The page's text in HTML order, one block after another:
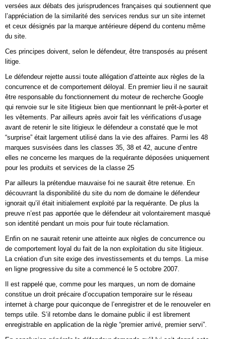
versées aux débats des jurisprudences françaises qui soutiennent que
l’appréciation de la similarité des services rendus sur un site internet
et ceux désignés par la marque antérieure dépend du contenu même
du site.
Ces principes doivent, selon le défendeur, être transposés au présent
litige.
Le défendeur rejette aussi toute allégation d’atteinte aux règles de la
concurrence et de comportement déloyal. En premier lieu il ne saurait
être responsable du fonctionnement du moteur de recherche Google
qui renvoie sur le site litigieux bien que mentionnant le prêt-à-porter et
les vêtements. Par ailleurs après avoir fait les vérifications d’usage
avant de retenir le site litigieux le défendeur a constaté que le mot
“surprise” était largement utilisé dans la vie des affaires. Parmi les 48
marques susvisées dans les classes 35, 38 et 42, aucune d’entre
elles ne concerne les marques de la requérante déposées uniquement
pour les produits et services de la classe 25
Par ailleurs la prétendue mauvaise foi ne saurait être retenue. En
découvrant la disponibilité du site du nom de domaine le défendeur
ignorait qu’il était initialement exploité par la requérante. De plus la
preuve n’est pas apportée que le défendeur ait volontairement masqué
son identité pendant un mois pour fuir toute réclamation.
Enfin on ne saurait retenir une atteinte aux règles de concurrence ou
de comportement loyal du fait de la non exploitation du site litigieux.
La création d’un site exige des investissements et du temps. La mise
en ligne progressive du site a commencé le 5 octobre 2007.
Il est rappelé que, comme pour les marques, un nom de domaine
constitue un droit précaire d’occupation temporaire sur le réseau
internet à charge pour quiconque de l’enregistrer et de le renouveler en
temps utile. S’il retombe dans le domaine public il est librement
enregistrable en application de la règle “premier arrivé, premier servi”.